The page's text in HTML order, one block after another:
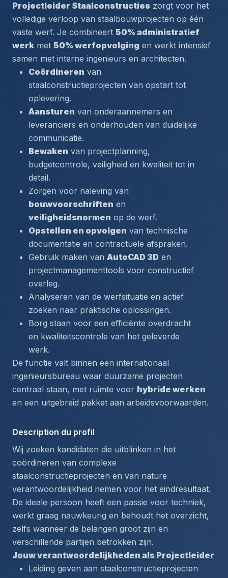
Projectleider Staalconstructies zorgt voor het
volledige verloop van staalbouwprojecten op één
vaste werf. Je combineert 50% administratief
werk met 50% werfopvolging en werkt intensief
samen met interne ingenieurs en architecten.
Coördineren van
staalconstructieprojecten van opstart tot
oplevering.
Aansturen van onderaannemers en
leveranciers en onderhouden van duidelijke
communicatie.
Bewaken van projectplanning,
budgetcontrole, veiligheid en kwaliteit tot in
detail.
bouwvoorschriften
veiligheidsnormen op de werf.
Opstellen en opvolgen van technische
documentatie en contractuele afspraken.
Gebruik maken van AutoCAD 3D en
projectmanagementtools voor constructief
overleg.
Analyseren van de werfsituatie en actief
zoeken naar praktische oplossingen.
Borg staan voor een efficiënte overdracht
en kwaliteitscontrole van het geleverde
werk.
De functie valt binnen een internationaal
ingenieursbureau waar duurzame projecten
centraal staan, met ruimte voor hybride werken
en een uitgebreid pakket aan arbeidsvoorwaarden.
Description du profil
Wij zoeken kandidaten die uitblinken in het
coördineren van complexe
staalconstructieprojecten en van nature
verantwoordelijkheid nemen voor het eindresultaat.
De ideale persoon heeft een passie voor techniek,
werkt graag nauwkeurig en behoudt het overzicht,
zelfs wanneer de belangen groot zijn en
verschillende partijen betrokken zijn.
Jouw verantwoordelijkheden als Projectleider
Leiding geven aan staalconstructieprojecten